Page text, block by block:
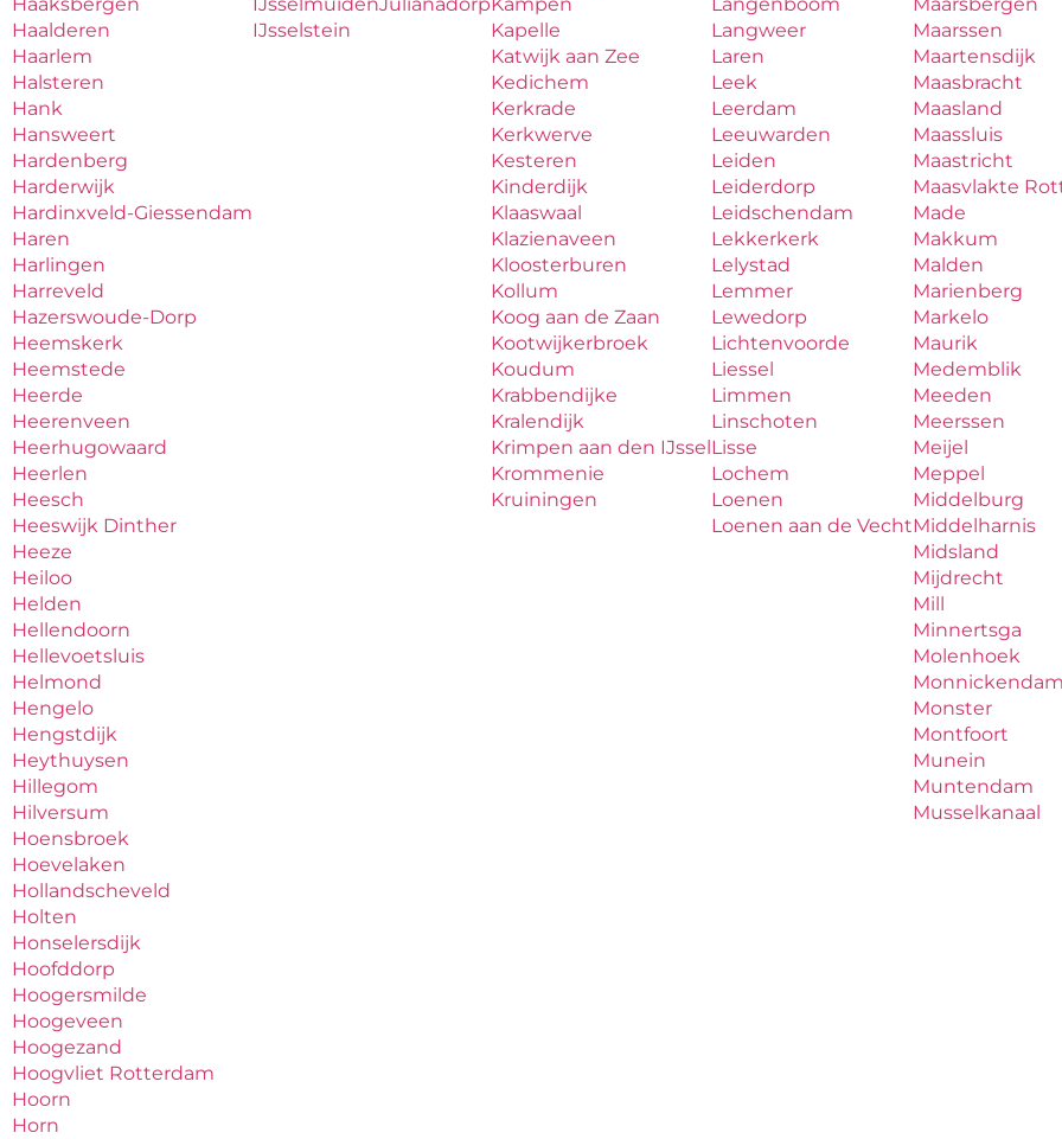
Haaksbergen
Haalderen
Haarlem
Halsteren
Hank
Hansweert
Hardenberg
Harderwijk
Hardinxveld-Giessendam
Haren
Harlingen
Harreveld
Hazerswoude-Dorp
Heemskerk
Heemstede
Heerde
Heerenveen
Heerhugowaard
Heerlen
Heesch
Heeswijk Dinther
Heeze
Heiloo
Helden
Hellendoorn
Hellevoetsluis
Helmond
Hengelo
Hengstdijk
Heythuysen
Hillegom
Hilversum
Hoensbroek
Hoevelaken
Hollandscheveld
Holten
Honselersdijk
Hoofddorp
Hoogersmilde
Hoogeveen
Hoogezand
Hoogvliet Rotterdam
Hoorn
Horn
IJsselmuiden
IJsselstein
JulianadorpKampen
Kapelle
Katwijk aan Zee
Kedichem
Kerkrade
Kerkwerve
Kesteren
Kinderdijk
Klaaswaal
Klazienaveen
Kloosterburen
Kollum
Koog aan de Zaan
Kootwijkerbroek
Koudum
Krabbendijke
Kralendijk
Krimpen aan den IJssel
Krommenie
Kruiningen
Langenboom
Langweer
Laren
Leek
Leerdam
Leeuwarden
Leiden
Leiderdorp
Leidschendam
Lekkerkerk
Lelystad
Lemmer
Lewedorp
Lichtenvoorde
Liessel
Limmen
Linschoten
Lisse
Lochem
Loenen
Loenen aan de Vecht
Maarsbergen
Maarssen
Maartensdijk
Maasbracht
Maasland
Maassluis
Maastricht
Maasvlakte
Made
Makkum
Malden
Marienberg
Markelo
Maurik
Medemblik
Meeden
Meerssen
Meijel
Meppel
Middelburg
Middelharnis
Midsland
Mijdrecht
Mill
Minnertsga
Molenhoek
Monnickendam
Monster
Montfoort
Munein
Muntendam
Musselkanaal